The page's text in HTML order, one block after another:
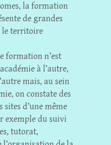
la formation
de grandes
le territoire
formation n’est
à l’autre,
mais, au sein
on constate des
sites d’une même
exemple du suivi
tutorat,